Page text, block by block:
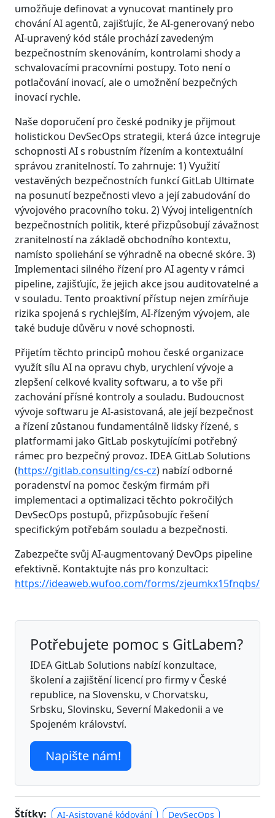
umožňuje definovat a vynucovat mantinely pro
chování AI agentů, zajišťujíc, že AI-generovaný nebo
AI-upravený kód stále prochází zavedeným
bezpečnostním skenováním, kontrolami shody a
schvalovacími pracovními postupy. Toto není o
potlačování inovací, ale o umožnění bezpečných
inovací rychle.
Naše doporučení pro české podniky je přijmout
holistickou DevSecOps strategii, která úzce integruje
schopnosti AI s robustním řízením a kontextuální
správou zranitelností. To zahrnuje: 1) Využití
vestavěných bezpečnostních funkcí GitLab Ultimate
na posunutí bezpečnosti vlevo a její zabudování do
vývojového pracovního toku. 2) Vývoj inteligentních
bezpečnostních politik, které přizpůsobují závažnost
zranitelností na základě obchodního kontextu,
namísto spoliehání se výhradně na obecné skóre. 3)
Implementaci silného řízení pro AI agenty v rámci
pipeline, zajišťujíc, že jejich akce jsou auditovatelné a
v souladu. Tento proaktivní přístup nejen zmírňuje
rizika spojená s rychlejším, AI-řízeným vývojem, ale
také buduje důvěru v nové schopnosti.
Přijetím těchto principů mohou české organizace
využít sílu AI na opravu chyb, urychlení vývoje a
zlepšení celkové kvality softwaru, a to vše při
zachování přísné kontroly a souladu. Budoucnost
vývoje softwaru je AI-asistovaná, ale její bezpečnost
a řízení zůstanou fundamentálně lidsky řízené, s
platformami jako GitLab poskytujícími potřebný
rámec pro bezpečný provoz. IDEA GitLab Solutions
(https://gitlab.consulting/cs-cz) nabízí odborné
poradenství na pomoc českým firmám při
implementaci a optimalizaci těchto pokročilých
DevSecOps postupů, přizpůsobujíc řešení
specifickým potřebám souladu a bezpečnosti.
Zabezpečte svůj AI-augmentovaný DevOps pipeline
efektivně. Kontaktujte nás pro konzultaci:
https://ideaweb.wufoo.com/forms/zjeumkx15fnqbs/
Potřebujete pomoc s GitLabem?
IDEA GitLab Solutions nabízí konzultace,
školení a zajištění licencí pro firmy v České
republice, na Slovensku, v Chorvatsku,
Srbsku, Slovinsku, Severní Makedonii a ve
Spojeném království.
Napište nám!
Štítky: AI-Asistované kódování
DevSecOps